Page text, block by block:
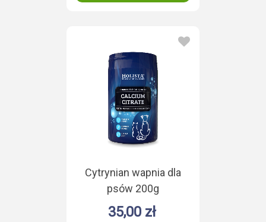
Cytrynian wapnia dla
psów 200g
35,00 zł